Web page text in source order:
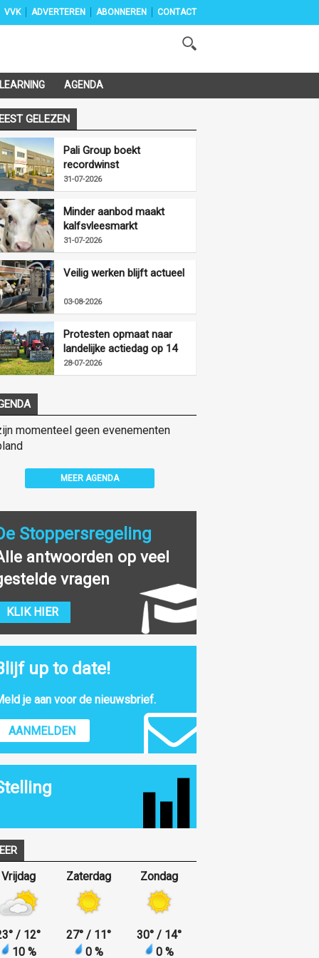
AGENDA
VVK ADVERTEREN ABONNEREN CONTACT
GELEZEN
Pali Group boekt
recordwinst
31-07-2026
Minder aanbod maakt
kalfsvleesmarkt
vriendelijker
31-07-2026
Veilig werken blijft actueel
03-08-2026
Protesten opmaat naar
landelijke actiedag op 14
augustus
28-07-2026
momenteel geen evenementen
MEER AGENDA
Stoppersregeling
antwoorden op veel
vragen
KLIK HIER
up to date!
je aan voor de nieuwsbrief.
AANMELDEN
Vrijdag
° / 12°
10 %
Zaterdag
27° / 11 °
0 %
Zondag
30° / 14°
0 %